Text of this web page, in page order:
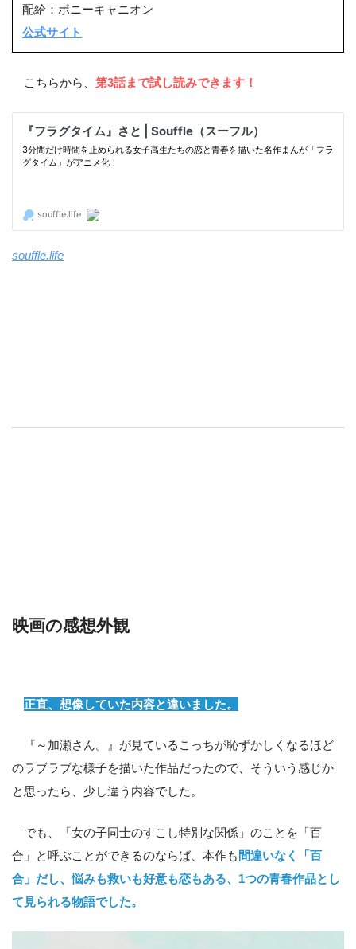
配給：ポニーキャニオン
公式サイト
こちらから、 第3話まで試し読みできます！
souffle.life
映画の感想外観
正直、想像していた内容と違いました。
『～加瀬さん。』が見ているこっちが恥ずかしくなるほど
のラブラブな様子を描いた作品だったので、そういう感じか
と思ったら、少し違う内容でした。
でも、「女の子同士のすこし特別な関係」のことを「百
合」と呼ぶことができるのならば、本作も 間違いなく「百
合」だし、悩みも救いも好意も恋もある、1つの青春作品とし
て見られる物語でした。